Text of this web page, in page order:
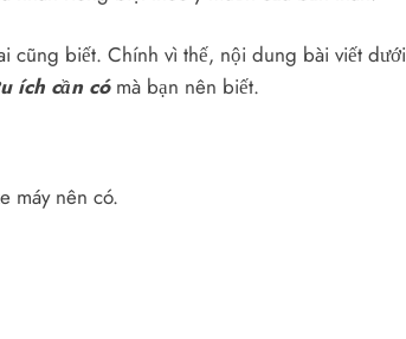
cũng biết. Chính vì thế, nội dung bài viết dưới
ích cần cómà bạn nên biết.
máy nên có.